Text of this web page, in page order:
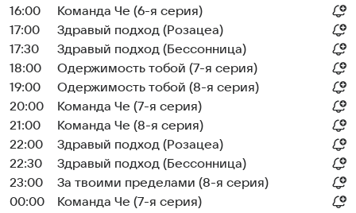
16:00
Команда Че (6-я серия)
17:00
Здравый подход (Розацеа)
17:30
Здравый подход (Бессонница)
18:00
Одержимость тобой (7-я серия)
19:00
Одержимость тобой (8-я серия)
20:00
Команда Че (7-я серия)
21:00
Команда Че (8-я серия)
22:00
Здравый подход (Розацеа)
22:30
Здравый подход (Бессонница)
23:00
За твоими пределами (8-я серия)
00:00
Команда Че (7-я серия)